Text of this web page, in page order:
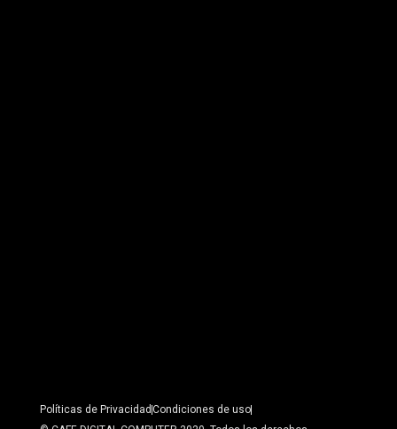
Políticas de Privacidad Condiciones de uso